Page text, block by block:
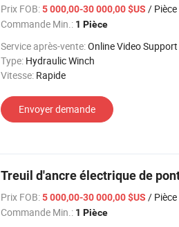
Prix FOB:5 000,00-30 000,00 $US / Pièce
Commande Min.: 1 Pièce
Service après-vente:Online Video Support
Type: Hydraulic Winch
Vitesse: Rapide
Envoyer demande
Treuil d'ancre électrique de
Prix FOB:5 000,00-30 000,00 $US / Pièce
Commande Min.: 1 Pièce